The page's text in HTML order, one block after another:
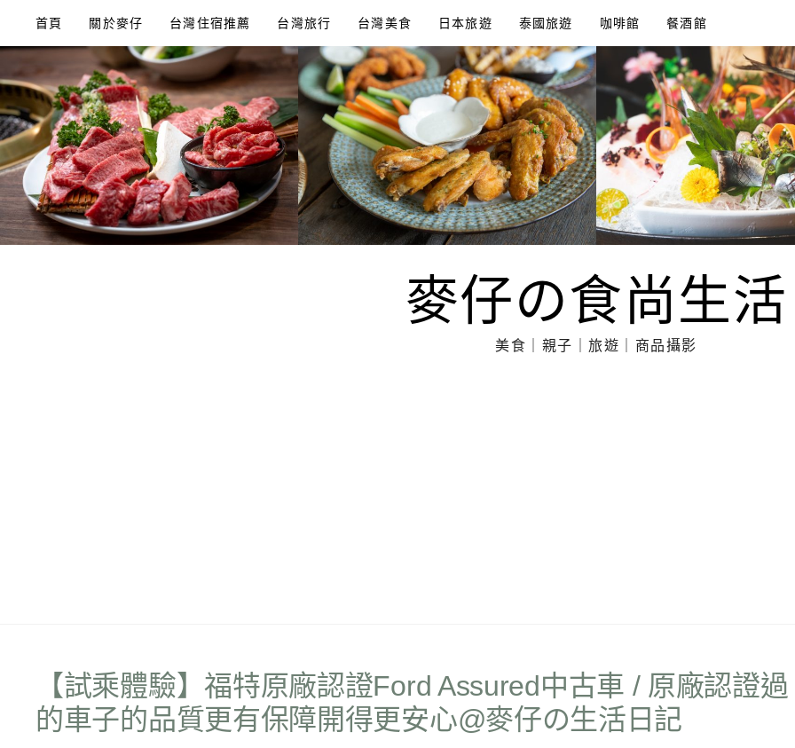
content
首頁 關於麥仔 台灣住宿推薦 台灣旅行 台灣美食 日本旅遊 泰國旅遊 咖啡館 餐酒館
麥仔の食尚生活
美食｜親子｜旅遊｜商品攝影
【試乘體驗】福特原廠認證Ford Assured中古車 / 原廠認證過
的車子的品質更有保障開得更安心@麥仔の生活日記